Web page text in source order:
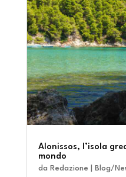
Alonissos, l’isola
mondo
da Redazione Blog/